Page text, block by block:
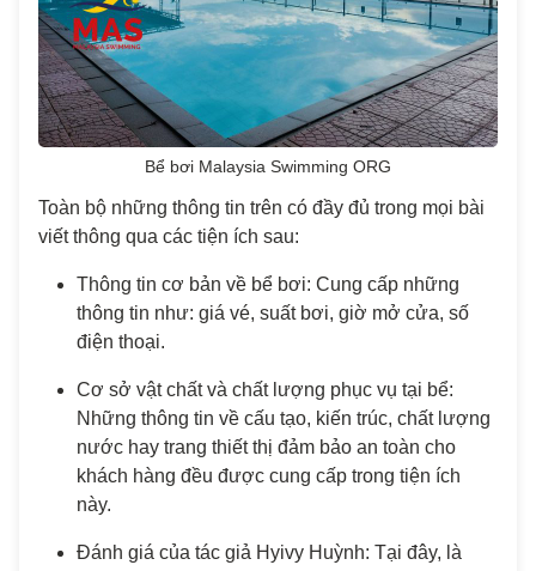
Bể bơi Malaysia Swimming ORG
Toàn bộ những thông tin trên có đầy đủ trong mọi bài
viết thông qua các tiện ích sau:
Thông tin cơ bản về bể bơi: Cung cấp những
thông tin như: giá vé, suất bơi, giờ mở cửa, số
điện thoại.
Cơ sở vật chất và chất lượng phục vụ tại bể:
Những thông tin về cấu tạo, kiến trúc, chất lượng
nước hay trang thiết thị đảm bảo an toàn cho
khách hàng đều được cung cấp trong tiện ích
này.
Đánh giá của tác giả Hyivy Huỳnh: Tại đây, là